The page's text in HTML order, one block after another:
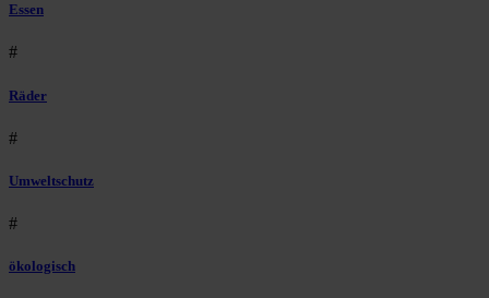
Essen
#
Räder
#
Umweltschutz
#
ökologisch